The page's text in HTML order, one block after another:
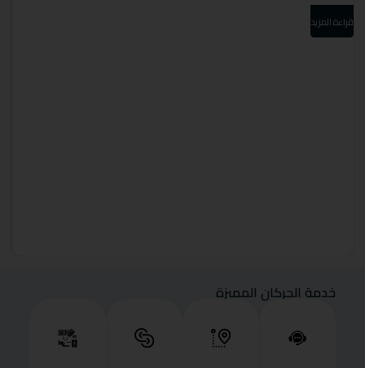
قراءة المزيد
خدمة الحركان المميزة